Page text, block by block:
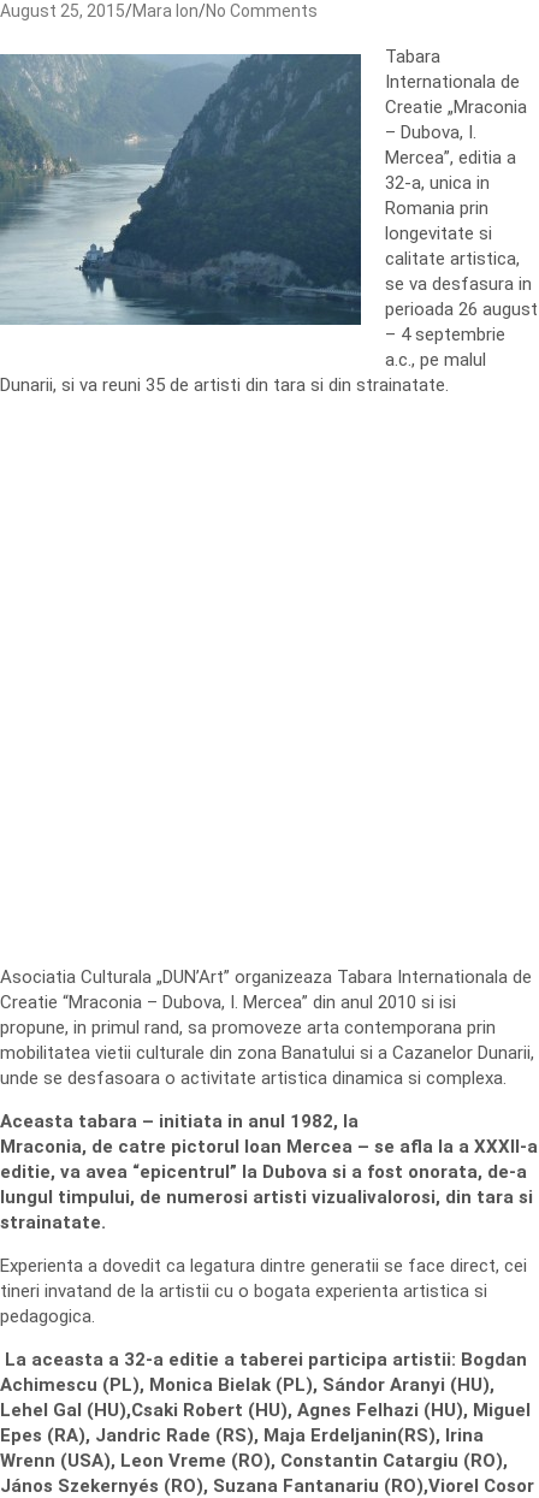
August 25, 2015 Mara Ion No Comments
Tabara
Internationala de
Creatie „Mraconia
– Dubova, I.
Mercea”, editia a
32-a, unica in
Romania prin
longevitate si
calitate artistica,
se va desfasura in
perioada 26 august
– 4 septembrie
a.c., pe malul
Dunarii, si va reuni 35 de artisti din tara si din strainatate.
Asociatia Culturala „DUN’Art” organizeaza Tabara Internationala de
Creatie “Mraconia – Dubova, I. Mercea” din anul 2010 si isi
propune, in primul rand, sa promoveze arta contemporana prin
mobilitatea vietii culturale din zona Banatului si a Cazanelor Dunarii,
unde se desfasoara o activitate artistica dinamica si complexa.
Aceasta tabara – initiata in anul 1982, la
Mraconia, de catre pictorul Ioan Mercea – se afla la a XXXII-a
editie, va avea “epicentrul” la Dubova si a fost onorata, de-a
lungul timpului, de numerosi artisti vizualivalorosi, din tara si
strainatate.
Experienta a dovedit ca legatura dintre generatii se face direct, cei
tineri invatand de la artistii cu o bogata experienta artistica si
pedagogica.
La aceasta a 32-a editie a taberei participa artistii: Bogdan
Achimescu (PL), Monica Bielak (PL), Sándor Aranyi (HU),
Lehel Gal (HU),Csaki Robert (HU), Agnes Felhazi (HU), Miguel
Epes (RA), Jandric Rade (RS), Maja Erdeljanin(RS), Irina
Wrenn (USA), Leon Vreme (RO), Constantin Catargiu (RO),
János Szekernyés (RO), Suzana Fantanariu (RO),Viorel Cosor